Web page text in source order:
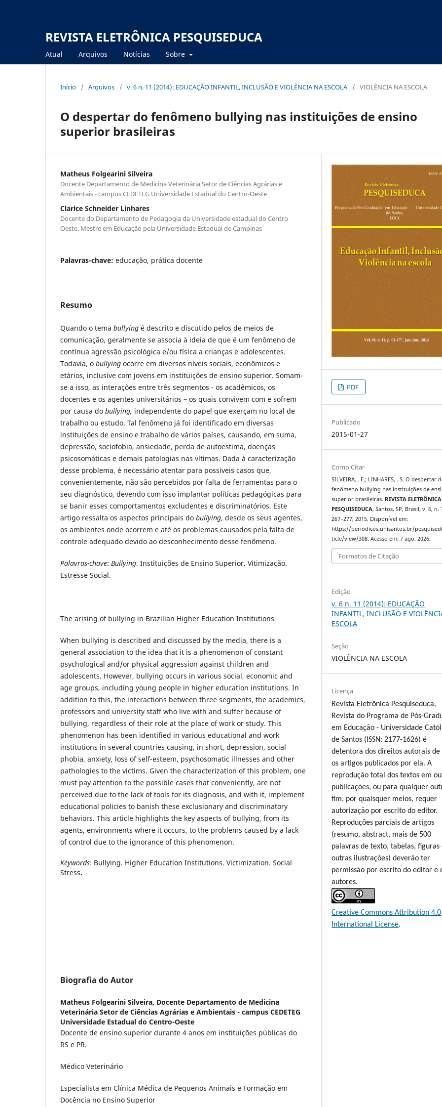
REVISTA ELETRÔNICA PESQUISEDUCA
Atual Arquivos Notícias Sobre
Início / Arquivos / v. 6 n. 11 (2014): EDUCAÇÃO INFANTIL, INCLUSÃO E VIOLÊNCIA NA ESCOLA / VIOLÊNCIA NA ESCOLA
O despertar do fenômeno bullying nas instituições de ensino
superior brasileiras
Matheus Folgearini Silveira
Docente Departamento de Medicina Veterinária Setor de Ciências Agrárias e
Ambientais - campus CEDETEG Universidade Estadual do Centro-Oeste
Clarice Schneider Linhares
Docente do Departamento de Pedagogia da Universidade estadual do Centro
Oeste. Mestre em Educação pela Universidade Estadual de Campinas
Palavras-chave: educação, prática docente
Resumo
Quando o tema bullying é descrito e discutido pelos de meios de
comunicação, geralmente se associa à ideia de que é um fenômeno de
contínua agressão psicológica e/ou física a crianças e adolescentes.
Todavia, o bullying ocorre em diversos níveis sociais, econômicos e
etários, inclusive com jovens em instituições de ensino superior. Somam-
se a isso, as interações entre três segmentos - os acadêmicos, os
docentes e os agentes universitários – os quais convivem com e sofrem
por causa do bullying, independente do papel que exerçam no local de
trabalho ou estudo. Tal fenômeno já foi identificado em diversas
instituições de ensino e trabalho de vários países, causando, em suma,
depressão, sociofobia, ansiedade, perda de autoestima, doenças
psicosomáticas e demais patologias nas vítimas. Dada à caracterização
desse problema, é necessário atentar para possíveis casos que,
convenientemente, não são percebidos por falta de ferramentas para o
seu diagnóstico, devendo com isso implantar políticas pedagógicas para
se banir esses comportamentos excludentes e discriminatórios. Este
artigo ressalta os aspectos principais do bullying, desde os seus agentes,
os ambientes onde ocorrem e até os problemas causados pela falta de
controle adequado devido ao desconhecimento desse fenômeno.
Palavras-chave: Bullying. Instituições de Ensino Superior. Vitimização.
Estresse Social.
The arising of bullying in Brazilian Higher Education Institutions
When bullying is described and discussed by the media, there is a
general association to the idea that it is a phenomenon of constant
psychological and/or physical aggression against children and
adolescents. However, bullying occurs in various social, economic and
age groups, including young people in higher education institutions. In
addition to this, the interactions between three segments, the academics,
professors and university staff who live with and suffer because of
bullying, regardless of their role at the place of work or study. This
phenomenon has been identified in various educational and work
institutions in several countries causing, in short, depression, social
phobia, anxiety, loss of self-esteem, psychosomatic illnesses and other
pathologies to the victims. Given the characterization of this problem, one
must pay attention to the possible cases that conveniently, are not
perceived due to the lack of tools for its diagnosis, and with it, implement
educational policies to banish these exclusionary and discriminatory
behaviors. This article highlights the key aspects of bullying, from its
agents, environments where it occurs, to the problems caused by a lack
of control due to the ignorance of this phenomenon.
Keywords: Bullying. Higher Education Institutions. Victimization. Social
Stress.
Biografia do Autor
Matheus Folgearini Silveira, Docente Departamento de Medicina
Veterinária Setor de Ciências Agrárias e Ambientais - campus CEDETEG
Universidade Estadual do Centro-Oeste
Docente de ensino superior durante 4 anos em instituições públicas do
RS e PR.
Médico Veterinário
Especialista em Clínica Médica de Pequenos Animais e Formação em
Docência no Ensino Superior
PDF
Publicado
2015-01-27
Como Citar
SILVEIRA, . F.; LINHARES, . S. O despertar
fenômeno bullying nas instituições de
superior brasileiras. REVISTA ELETRÔNICA
PESQUISEDUCA, Santos, SP, Brasil, v. 6, n.
267–277, 2015. Disponível em:
https://periodicos.unisantos.br/
ticle/view/308. Acesso em: 7 ago. 2026.
Formatos de Citação
Edição
v. 6 n. 11 (2014): EDUCAÇÃO
INFANTIL, INCLUSÃO E
ESCOLA
Seção
VIOLÊNCIA NA ESCOLA
Licença
Revista Eletrônica Pesquiseduca,
Revista do Programa de Pós-
em Educação - Universidade
de Santos (ISSN: 2177-1626) é
detentora dos direitos autorais de
os artigos publicados por ela. A
reprodução total dos textos em
publicações, ou para qualquer
fim, por quaisquer meios, requer
autorização por escrito do editor.
Reproduções parciais de artigos
(resumo, abstract, mais de 500
palavras de texto, tabelas, figuras
outras ilustrações) deverão ter
permissão por escrito do editor e
autores.
Creative Commons Attribution 4.0
International License.